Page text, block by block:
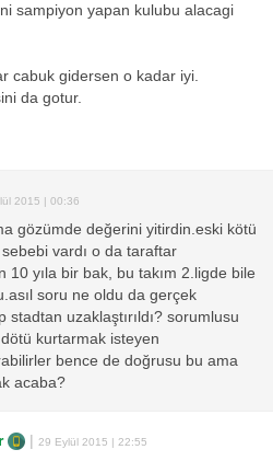
sampiyon yapan kulubu alacagi
cabuk gidersen o kadar iyi.
da gotur.
2015 | 00:36
gözümde değerini yitirdin.eski kötü
vardı o da taraftar
10 yıla bir bak, bu takım 2.ligde bile
soru ne oldu da gerçek
uzaklaştırıldı? sorumlusu
kurtarmak isteyen
bence de doğrusu bu ama
acaba?
| 29 Eylül 2015 | 22:55